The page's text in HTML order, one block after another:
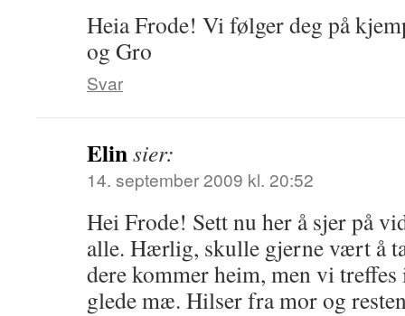
Heia Frode! Vi følger deg på
og Gro
Svar
Elinsier:
14. september 2009 kl. 20:52
Hei Frode! Sett nu her å sjer på
alle. Hærlig, skulle gjerne vært å
dere kommer heim, men vi
glede mæ. Hilser fra mor og